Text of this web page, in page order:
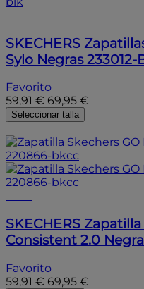
SKECHERS
Sylo Negras 233012-
Favorito
59,91 € 69,95 €
Seleccionar talla
SKECHERS Zapatilla
Consistent 2.0
Favorito
59,91 € 69,95 €